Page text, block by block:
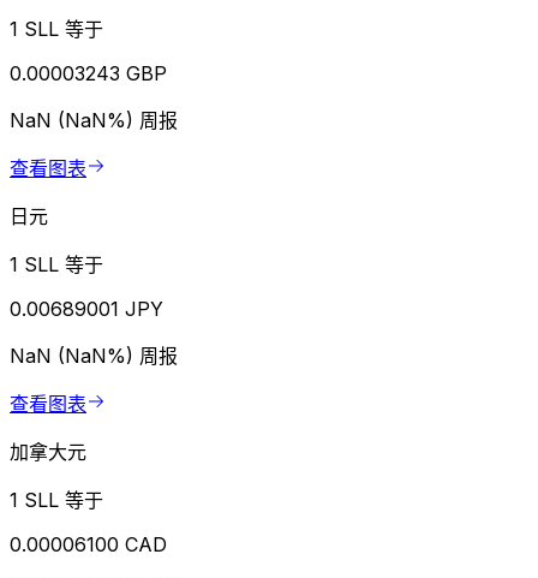
1 SLL 等于
0.00003243 GBP
NaN (NaN%) 周报
查看图表
日元
1 SLL 等于
0.00689001 JPY
NaN (NaN%) 周报
查看图表
加拿大元
1 SLL 等于
0.00006100 CAD